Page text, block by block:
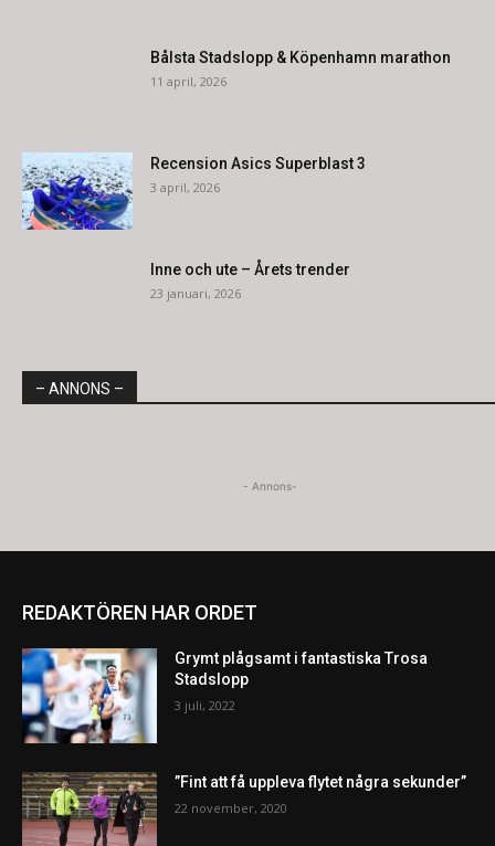
Bålsta Stadslopp & Köpenhamn marathon
11 april, 2026
Recension Asics Superblast 3
3 april, 2026
Inne och ute – Årets trender
23 januari, 2026
– ANNONS –
- Annons-
REDAKTÖREN HAR ORDET
Grymt plågsamt i fantastiska Trosa
Stadslopp
3 juli, 2022
”Fint att få uppleva flytet några sekunder”
22 november, 2020